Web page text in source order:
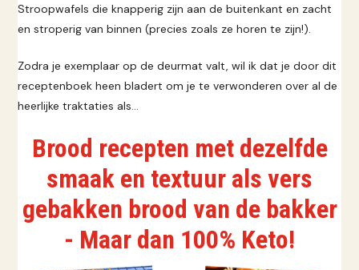
Stroopwafels die knapperig zijn aan de buitenkant en zacht
en stroperig van binnen (precies zoals ze horen te zijn!).
Zodra je exemplaar op de deurmat valt, wil ik dat je door dit
receptenboek heen bladert om je te verwonderen over al de
heerlijke traktaties als…
Brood recepten met dezelfde
smaak en textuur als vers
gebakken brood van de bakker
- Maar dan 100% Keto!